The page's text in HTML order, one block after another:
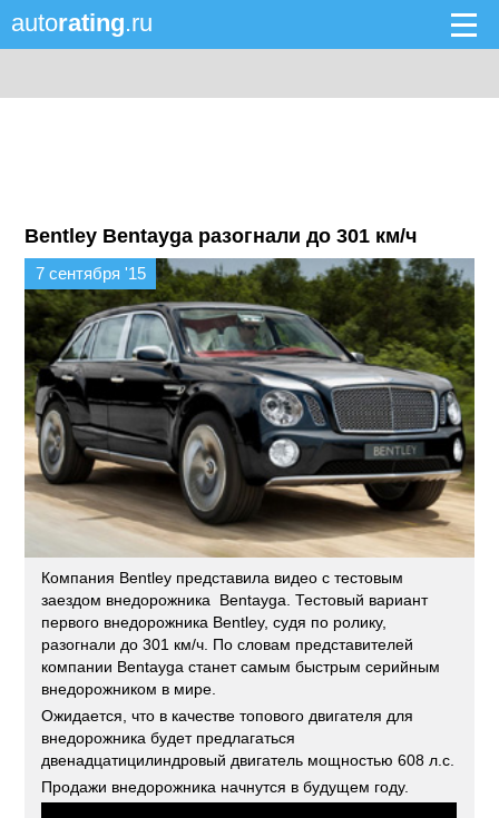
autorating.ru
Bentley Bentayga разогнали до 301 км/ч
7 сентября '15
Компания Bentley представила видео с тестовым
заездом внедорожника Bentayga. Тестовый вариант
первого внедорожника Bentley, судя по ролику,
разогнали до 301 км/ч. По словам представителей
компании Bentayga станет самым быстрым серийным
внедорожником в мире.
Ожидается, что в качестве топового двигателя для
внедорожника будет предлагаться
двенадцатицилиндровый двигатель мощностью 608 л.с.
Продажи внедорожника начнутся в будущем году.